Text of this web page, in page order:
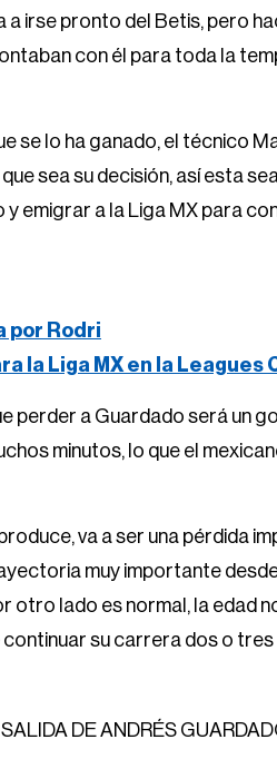
a irse pronto del Betis, pero
con él para toda la
se lo ha ganado, el técnico
sea su decisión, así esta
emigrar a la Liga MX para
por Rodri
la Liga MX en la Leagues
perder a Guardado será un
minutos, lo que el
va a ser una pérdida
muy importante
otro lado es normal, la edad
su carrera dos o tres
DE ANDRÉS